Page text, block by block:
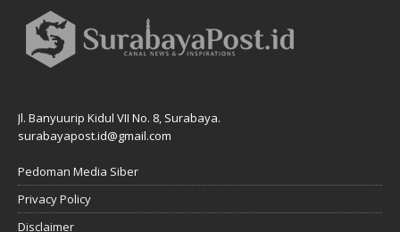
Jl. Banyuurip Kidul VII No. 8, Surabaya.
surabayapost.id@gmail.com
Pedoman Media Siber
Privacy Policy
Disclaimer